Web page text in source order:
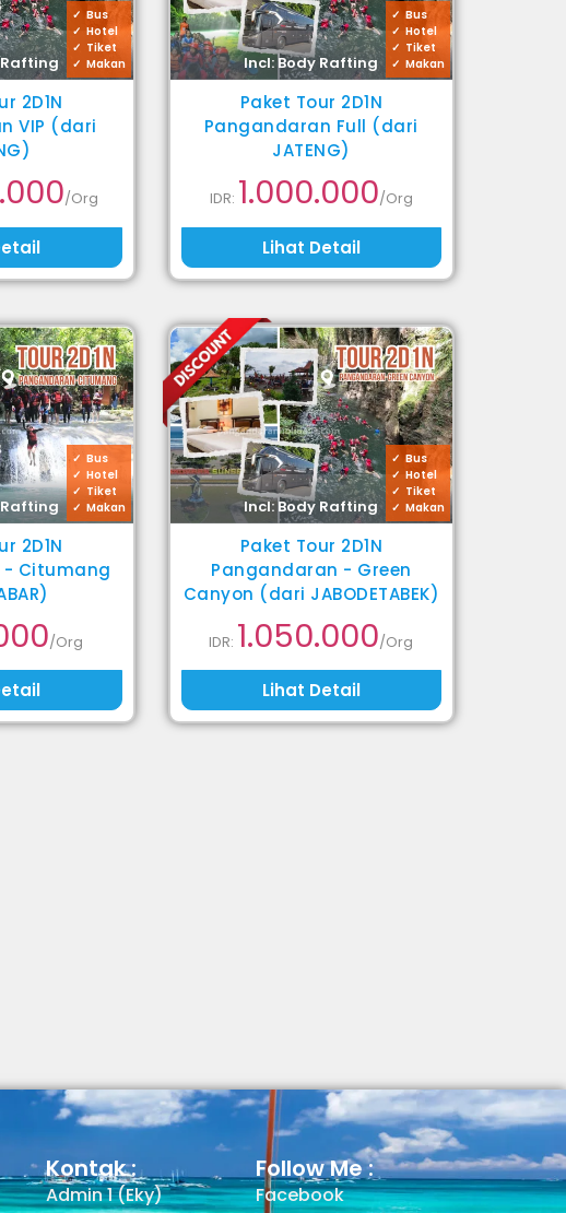
Bus
Hotel
Tiket
Makan
2D1N
VIP (dari
/Org
Bus
Hotel
Tiket
Makan
Incl: Body Rafting
Paket Tour 2D1N
Pangandaran Full (dari
JATENG)
IDR: 1.000.000/Org
Lihat Detail
Bus
Hotel
Tiket
Makan
2D1N
Citumang
/Org
Bus
Hotel
Tiket
Makan
Incl: Body Rafting
Paket Tour 2D1N
Pangandaran - Green
Canyon (dari JABODETABEK)
IDR: 1.050.000/Org
Lihat Detail
Kontak :
Admin 1 (Eky)
Follow Me :
Facebook